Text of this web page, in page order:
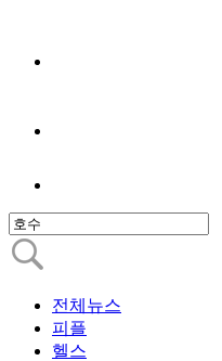
전체뉴스
피플
헬스